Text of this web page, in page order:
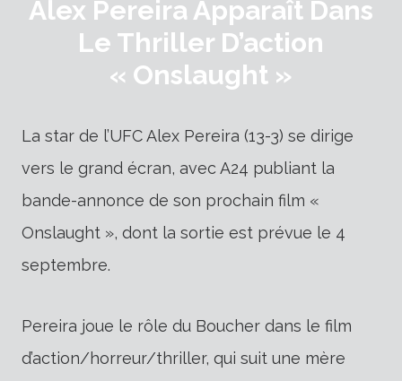
Alex Pereira Apparaît Dans
Le Thriller D’action
« Onslaught »
La star de l’UFC Alex Pereira (13-3) se dirige
vers le grand écran, avec A24 publiant la
bande-annonce de son prochain film «
Onslaught », dont la sortie est prévue le 4
septembre.
Pereira joue le rôle du Boucher dans le film
d’action/horreur/thriller, qui suit une mère